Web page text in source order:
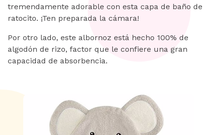
tremendamente adorable con esta capa de baño de
ratocito. ¡Ten preparada la cámara!
Por otro lado, este albornoz está hecho 100% de
algodón de rizo, factor que le confiere una gran
capacidad de absorbencia.